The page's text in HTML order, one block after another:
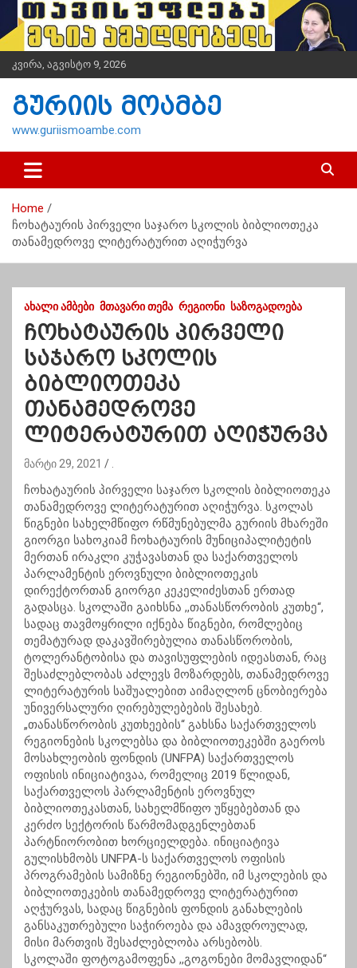
i
t
n
კვირა, აგვისტო 9, 2026
გურიის მოამბე
www.guriismoambe.com
Home
ჩოხატაურის პირველი საჯარო სკოლის ბიბლიოთეკა
თანამედროვე ლიტერატურით აღიჭურვა
ᲐᲮᲐᲚᲘ ᲐᲛᲑᲔᲑᲘ ᲛᲗᲐᲕᲐᲠᲘ ᲗᲔᲛᲐ ᲠᲔᲒᲘᲝᲜᲘ ᲡᲐᲖᲝᲒᲐᲓᲝᲔᲑᲐ
ჩოხატაურის პირველი
საჯარო სკოლის
ბიბლიოთეკა
თანამედროვე
ლიტერატურით აღიჭურვა
მარტი 29, 2021
ჩოხატაურის პირველი საჯარო სკოლის ბიბლიოთეკა
თანამედროვე ლიტერატურით აღიჭურვა. სკოლას
წიგნები სახელმწიფო რწმუნებულმა გურიის მხარეში
გიორგი სახოკიამ ჩოხატაურის მუნიციპალიტეტის
მერთან ირაკლი კუჭავასთან და საქართველოს
პარლამენტის ეროვნული ბიბლიოთეკის
დირექტორთან გიორგი კეკელიძესთან ერთად
გადასცა. სკოლაში გაიხსნა ,,თანასწორობის კუთხე“,
სადაც თავმოყრილი იქნება წიგნები, რომლებიც
თემატურად დაკავშირებულია თანასწორობის,
ტოლერანტობისა და თავისუფლების იდეასთან, რაც
შესაძლებლობას აძლევს მოზარდებს, თანამედროვე
ლიტერატურის საშუალებით აიმაღლონ ცნობიერება
უნივერსალური ღირებულებების შესახებ.
„თანასწორობის კუთხეების“ გახსნა საქართველოს
რეგიონების სკოლებსა და ბიბლიოთეკებში გაეროს
მოსახლეობის ფონდის (UNFPA) საქართველოს
ოფისის ინიციატივაა, რომელიც 2019 წლიდან,
საქართველოს პარლამენტის ეროვნულ
ბიბლიოთეკასთან, სახელმწიფო უწყებებთან და
კერძო სექტორის წარმომადგენლებთან
პარტნიორობით ხორციელდება. ინიციატივა
გულისხმობს UNFPA-ს საქართველოს ოფისის
პროგრამების სამიზნე რეგიონებში, იმ სკოლების და
ბიბლიოთეკების თანამედროვე ლიტერატურით
აღჭურვას, სადაც წიგნების ფონდის განახლების
განსაკუთრებული საჭიროება და ამავდროულად,
მისი მართვის შესაძლებლობა არსებობს.
სკოლაში ფოტოგამოფენა ,,გოგონები მომავლიდან“